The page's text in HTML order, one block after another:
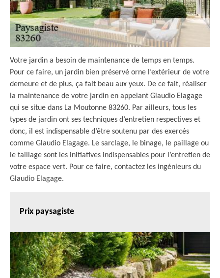
Votre jardin a besoin de maintenance de temps en temps.
Pour ce faire, un jardin bien préservé orne l’extérieur de votre
demeure et de plus, ça fait beau aux yeux. De ce fait, réaliser
la maintenance de votre jardin en appelant Glaudio Elagage
qui se situe dans La Moutonne 83260. Par ailleurs, tous les
types de jardin ont ses techniques d’entretien respectives et
donc, il est indispensable d’être soutenu par des exercés
comme Glaudio Elagage. Le sarclage, le binage, le paillage ou
le taillage sont les initiatives indispensables pour l’entretien de
votre espace vert. Pour ce faire, contactez les ingénieurs du
Glaudio Elagage.
Prix paysagiste